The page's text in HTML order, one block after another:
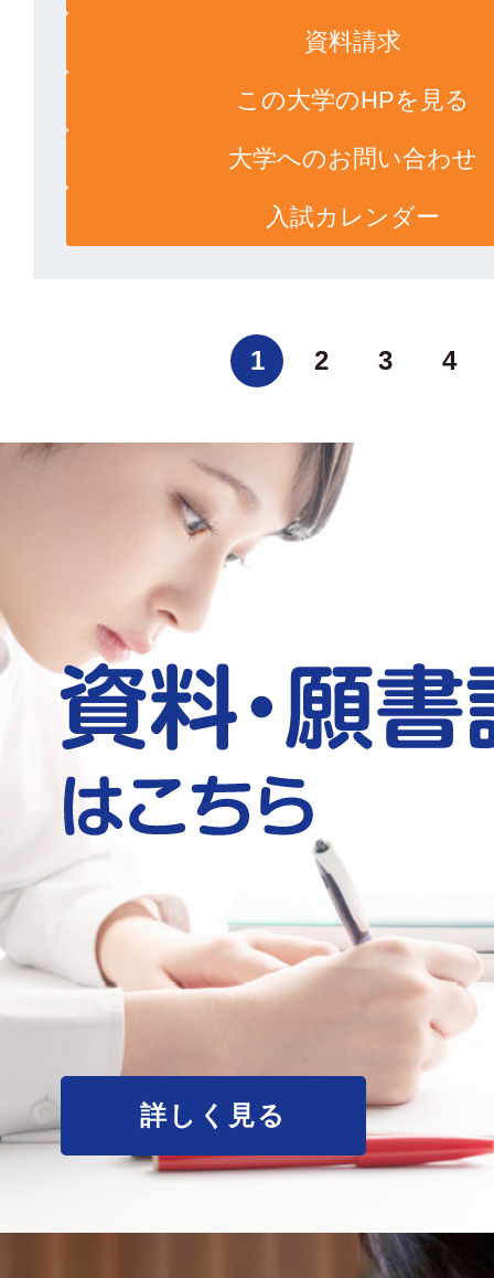
資料請求
この大学のHPを見る
大学へのお問い合わせ
入試カレンダー
1 2 3 4
詳しく見る